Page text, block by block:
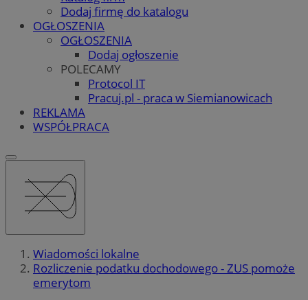
Dodaj firmę do katalogu
OGŁOSZENIA
OGŁOSZENIA
Dodaj ogłoszenie
POLECAMY
Protocol IT
Pracuj.pl - praca w Siemianowicach
REKLAMA
WSPÓŁPRACA
Wiadomości lokalne
Rozliczenie podatku dochodowego - ZUS pomoże
emerytom